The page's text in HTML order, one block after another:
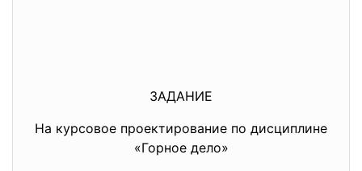
ЗАДАНИЕ
На курсовое проектирование по дисциплине
«Горное дело»